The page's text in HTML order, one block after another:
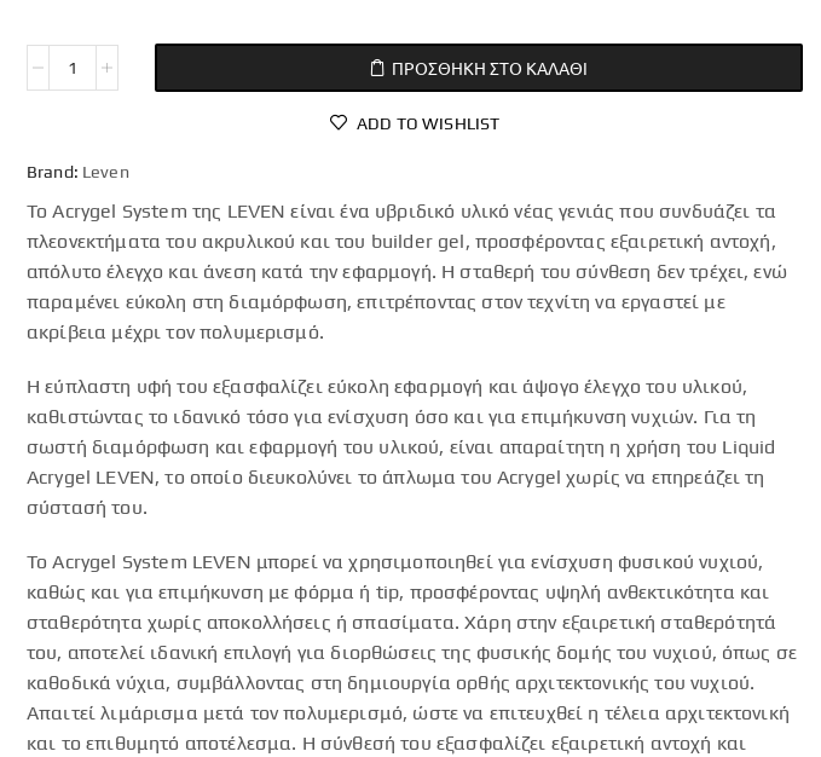
ΠΡΟΣΘΉΚΗ ΣΤΟ ΚΑΛΆΘΙ
ADD TO WISHLIST
Brand: Leven
Το Acrygel System της LEVEN είναι ένα υβριδικό υλικό νέας γενιάς που συνδυάζει τα
πλεονεκτήματα του ακρυλικού και του builder gel, προσφέροντας εξαιρετική αντοχή,
απόλυτο έλεγχο και άνεση κατά την εφαρμογή. Η σταθερή του σύνθεση δεν τρέχει, ενώ
παραμένει εύκολη στη διαμόρφωση, επιτρέποντας στον τεχνίτη να εργαστεί με
ακρίβεια μέχρι τον πολυμερισμό.
Η εύπλαστη υφή του εξασφαλίζει εύκολη εφαρμογή και άψογο έλεγχο του υλικού,
καθιστώντας το ιδανικό τόσο για ενίσχυση όσο και για επιμήκυνση νυχιών. Για τη
σωστή διαμόρφωση και εφαρμογή του υλικού, είναι απαραίτητη η χρήση του Liquid
Acrygel LEVEN, το οποίο διευκολύνει το άπλωμα του Acrygel χωρίς να επηρεάζει τη
σύστασή του.
Το Acrygel System LEVEN μπορεί να χρησιμοποιηθεί για ενίσχυση φυσικού νυχιού,
καθώς και για επιμήκυνση με φόρμα ή tip, προσφέροντας υψηλή ανθεκτικότητα και
σταθερότητα χωρίς αποκολλήσεις ή σπασίματα. Χάρη στην εξαιρετική σταθερότητά
του, αποτελεί ιδανική επιλογή για διορθώσεις της φυσικής δομής του νυχιού, όπως σε
καθοδικά νύχια, συμβάλλοντας στη δημιουργία ορθής αρχιτεκτονικής του νυχιού.
Απαιτεί λιμάρισμα μετά τον πολυμερισμό, ώστε να επιτευχθεί η τέλεια αρχιτεκτονική
και το επιθυμητό αποτέλεσμα. Η σύνθεσή του εξασφαλίζει εξαιρετική αντοχή και